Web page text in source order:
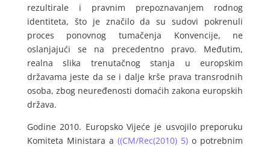
rezultirale i pravnim prepoznavanjem rodnog
identiteta, što je značilo da su sudovi pokrenuli
proces ponovnog tumačenja Konvencije, ne
oslanjajući se na precedentno pravo. Međutim,
realna slika trenutačnog stanja u europskim
državama jeste da se i dalje krše prava transrodnih
osoba, zbog neuređenosti domaćih zakona europskih
država.
Godine 2010. Europsko Vijeće je usvojilo preporuku
Komiteta Ministara a ((CM/Rec(2010) 5) o potrebnim